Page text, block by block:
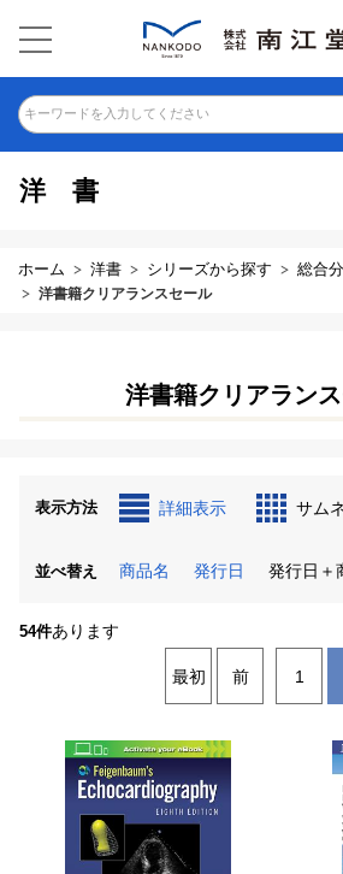
キーワードを入力してください
洋書
ホーム 洋書 シリーズから探す 総合
洋書籍クリアランスセール
洋書籍クリアラン
表示方法 詳細表示 サム
並べ替え 商品名 発行日 発行日＋
54件あります
最初 前 1